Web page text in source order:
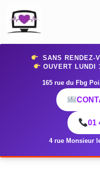
SANS RENDEZ-
OUVERT LUNDI
165 rue du Fbg
01
4 rue Monsieur